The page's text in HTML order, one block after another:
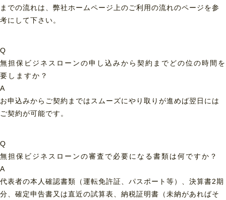
までの流れは、弊社ホームページ上のご利用の流れのページを参
考にして下さい。
Q
無担保ビジネスローンの申し込みから契約までどの位の時間を
要しますか？
A
お申込みからご契約まではスムーズにやり取りが進めば翌日には
ご契約が可能です。
Q
無担保ビジネスローンの審査で必要になる書類は何ですか？
A
代表者の本人確認書類（運転免許証、パスポート等）、決算書2期
分、確定申告書又は直近の試算表、納税証明書（未納があればそ